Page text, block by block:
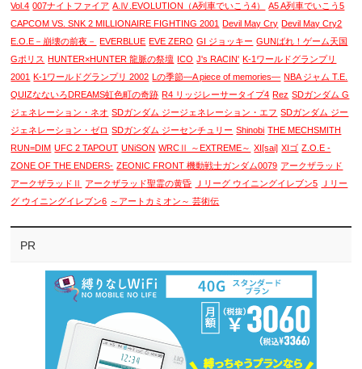
Vol.4 007ナイトファイア A.Ⅳ.EVOLUTION（A列車でいこう4）
A5 A列車でいこう5
CAPCOM VS. SNK 2 MILLIONAIRE FIGHTING 2001 Devil May Cry Devil May Cry2
E.O.E－崩壊の前夜－
EVERBLUE EVE ZERO GI ジョッキー GUNばれ！ゲーム天国
Gポリス HUNTER×HUNTER 龍脈の祭壇 ICO J's RACIN' K-1ワールドグランプリ
2001 K-1ワールドグランプリ 2002 Lの季節―A piece of memories― NBA ジャム T.E.
QUIZなないろDREAMS虹色町の奇跡 R4 リッジレーサータイプ4 Rez SDガンダム G
ジェネレーション・ネオ SDガンダム ジージェネレーション・エフ SDガンダム ジー
ジェネレーション・ゼロ SDガンダム ジーセンチュリー Shinobi THE MECHSMITH
RUN=DIM UFC 2 TAPOUT UNiSON WRCⅡ ～EXTREME～ XI[sai] XIゴ Z.O.E -
ZONE OF THE ENDERS- ZEONIC FRONT 機動戦士ガンダム0079 アークザラッド
アークザラッドⅡ
アークザラッド聖霊の黄昏 Ｊリーグ ウイニングイレブン5
Ｊリー
グ ウイニングイレブン6 ～アートカミオン～ 芸術伝
PR